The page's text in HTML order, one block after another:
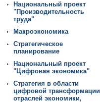
Национальный проект
"Производительность
труда"
Макроэкономика
Стратегическое
планирование
Национальный проект
"Цифровая экономика"
Стратегия в области
цифровой трансформации
отраслей экономики,